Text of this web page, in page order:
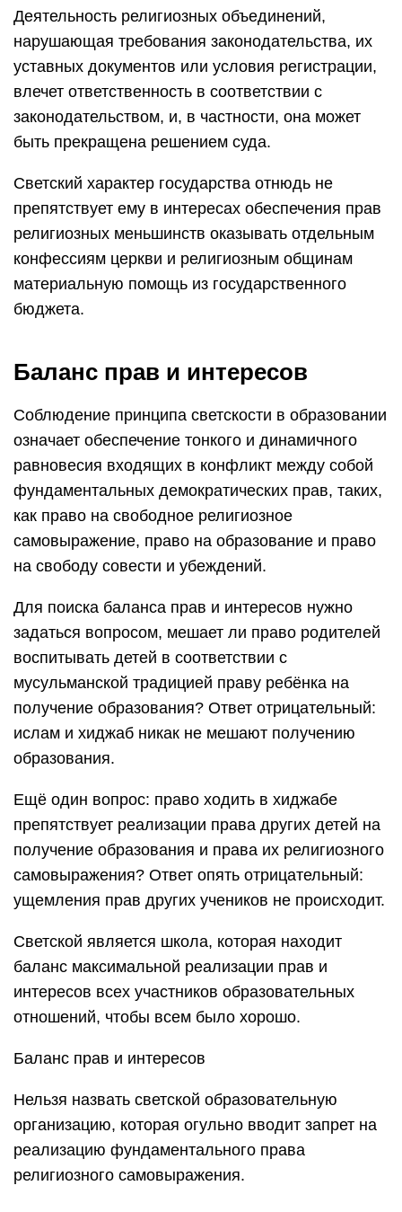
Деятельность религиозных объединений,
нарушающая требования законодательства, их
уставных документов или условия регистрации,
влечет ответственность в соответствии с
законодательством, и, в частности, она может
быть прекращена решением суда.
Светский характер государства отнюдь не
препятствует ему в интересах обеспечения прав
религиозных меньшинств оказывать отдельным
конфессиям церкви и религиозным общинам
материальную помощь из государственного
бюджета.
Баланс прав и интересов
Соблюдение принципа светскости в образовании
означает обеспечение тонкого и динамичного
равновесия входящих в конфликт между собой
фундаментальных демократических прав, таких,
как право на свободное религиозное
самовыражение, право на образование и право
на свободу совести и убеждений.
Для поиска баланса прав и интересов нужно
задаться вопросом, мешает ли право родителей
воспитывать детей в соответствии с
мусульманской традицией праву ребёнка на
получение образования? Ответ отрицательный:
ислам и хиджаб никак не мешают получению
образования.
Ещё один вопрос: право ходить в хиджабе
препятствует реализации права других детей на
получение образования и права их религиозного
самовыражения? Ответ опять отрицательный:
ущемления прав других учеников не происходит.
Светской является школа, которая находит
баланс максимальной реализации прав и
интересов всех участников образовательных
отношений, чтобы всем было хорошо.
Баланс прав и интересов
Нельзя назвать светской образовательную
организацию, которая огульно вводит запрет на
реализацию фундаментального права
религиозного самовыражения.